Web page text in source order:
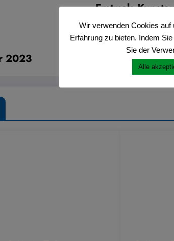
Erstmals
2023
Wir verwenden Cookies auf
Erfahrung zu bieten. Indem
Sie der
Alle